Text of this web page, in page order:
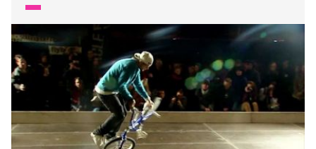
letech Serena vyhrála jeden ze 4 největších turnajů tzv.